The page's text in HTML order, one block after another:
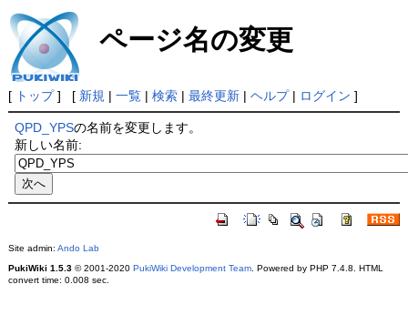
ページ名の変更
[ トップ] [ 新規 | 一覧| 検索| 最終更新| ヘルプ| ログイン ]
QPD_YPSの名前を変更します。
新しい名前:
Site admin: Ando Lab
PukiWiki 1.5.3© 2001-2020 PukiWiki Development Team. Powered by PHP 7.4.8. HTML
convert time: 0.008 sec.